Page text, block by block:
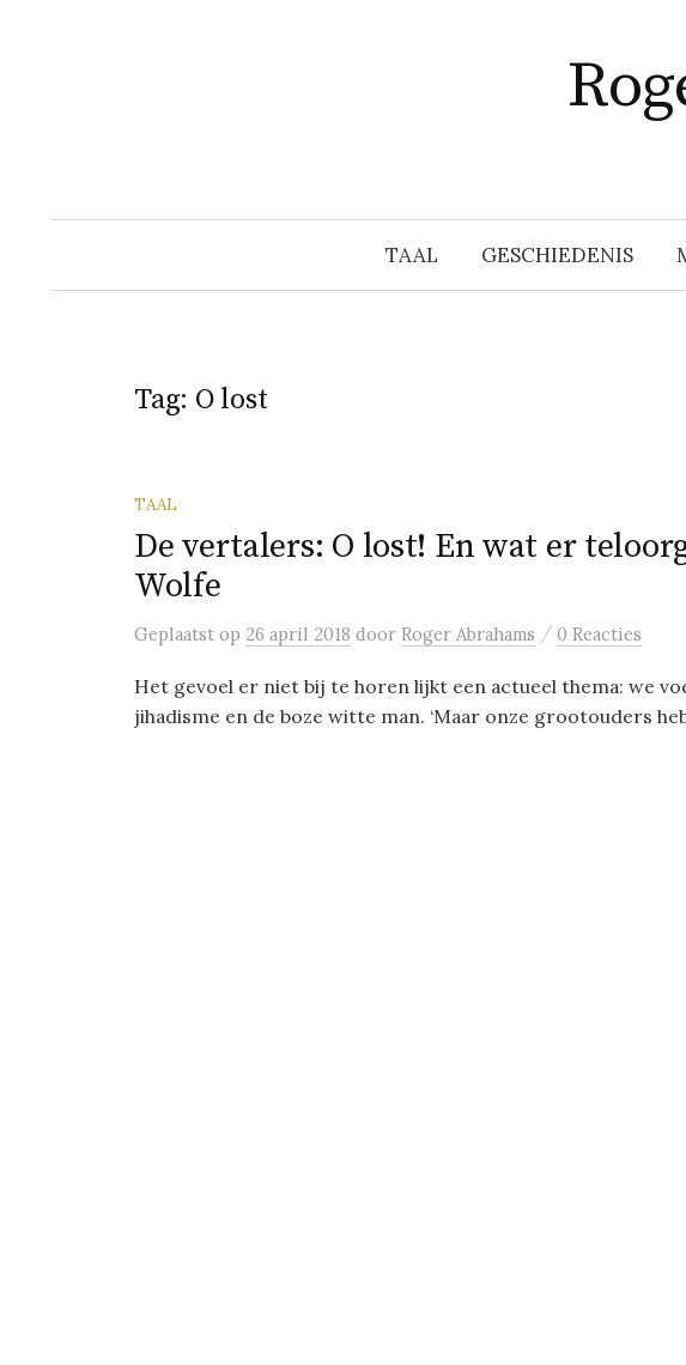
TAAL GESCHIEDENIS
Tag: O lost
TAAL
De vertalers: O lost! En wat er
Wolfe
Geplaatst op 26 april 2018 door Roger Abrahams / 0 Reacties
Het gevoel er niet bij te horen lijkt een actueel thema: we
jihadisme en de boze witte man. ‘Maar onze grootouders